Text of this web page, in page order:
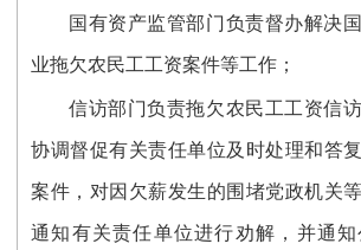
国有资产监管部门负责督办解决
业拖欠农民工工资案件等工作；
信访部门负责拖欠农民工工资信
协调督促有关责任单位及时处理和答
案件，对因欠薪发生的围堵党政机关
通知有关责任单位进行劝解，并通